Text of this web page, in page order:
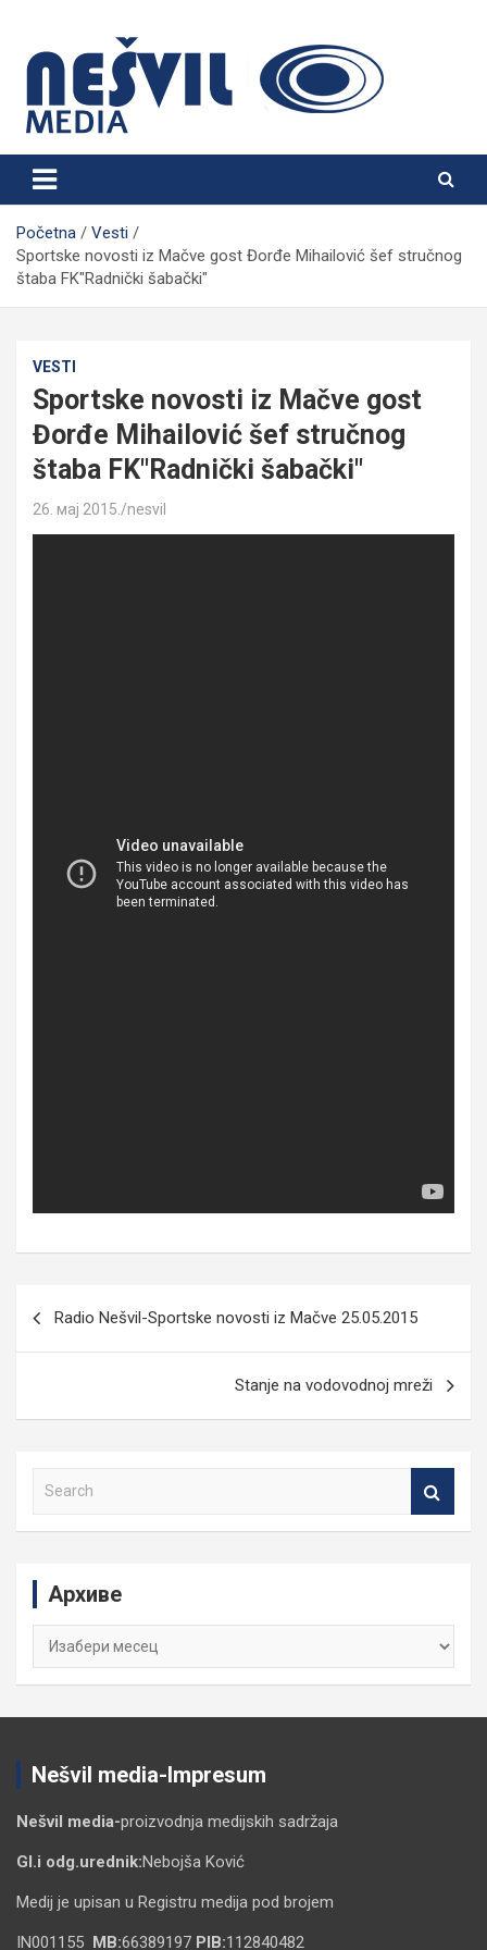
content
Nešvil Media Bogatić
Početna
Vesti
Sportske novosti iz Mačve gost Đorđe Mihailović šef stručnog
štaba FK"Radnički šabački"
VESTI
Sportske novosti iz Mačve gost
Đorđe Mihailović šef stručnog
štaba FK"Radnički šabački"
26. мај 2015. nesvil
Radio Nešvil-Sportske novosti iz Mačve 25.05.2015
Stanje na vodovodnoj mreži
Архиве
Архиве
Nešvil media-Impresum
Nešvil media-proizvodnja medijskih sadržaja
Gl.i odg.urednik:Nebojša Ković
Medij je upisan u Registru medija pod brojem
IN001155 MB:66389197 PIB:112840482